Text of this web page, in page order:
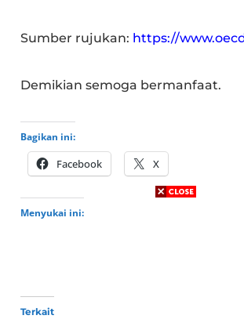
Sumber rujukan: https://
Demikian semoga bermanfaat.
Bagikan ini:
Facebook X
Menyukai ini:
Terkait